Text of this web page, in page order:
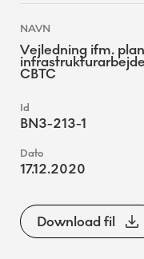
Vejledning ifm.
CBTC
BN3-213-1
17.12.2020
Download fil